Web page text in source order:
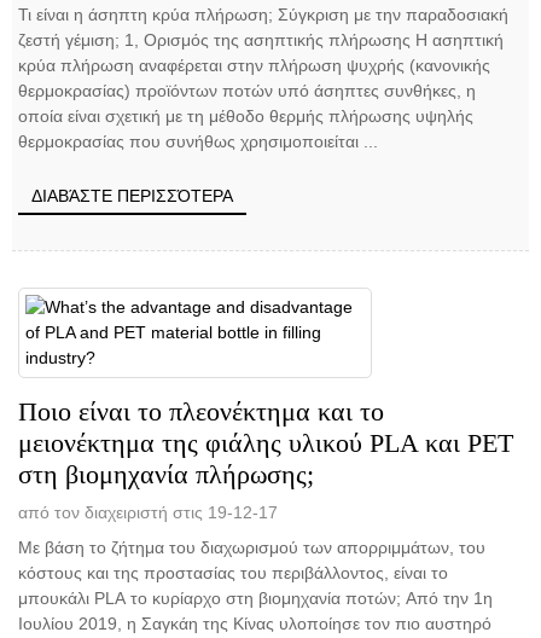
Τι είναι η άσηπτη κρύα πλήρωση; Σύγκριση με την παραδοσιακή
ζεστή γέμιση; 1, Ορισμός της ασηπτικής πλήρωσης Η ασηπτική
κρύα πλήρωση αναφέρεται στην πλήρωση ψυχρής (κανονικής
θερμοκρασίας) προϊόντων ποτών υπό άσηπτες συνθήκες, η
οποία είναι σχετική με τη μέθοδο θερμής πλήρωσης υψηλής
θερμοκρασίας που συνήθως χρησιμοποιείται ...
ΔΙΑΒΆΣΤΕ ΠΕΡΙΣΣΌΤΕΡΑ
Ποιο είναι το πλεονέκτημα και το
μειονέκτημα της φιάλης υλικού PLA και PET
στη βιομηχανία πλήρωσης;
από τον διαχειριστή στις 19-12-17
Με βάση το ζήτημα του διαχωρισμού των απορριμμάτων, του
κόστους και της προστασίας του περιβάλλοντος, είναι το
μπουκάλι PLA το κυρίαρχο στη βιομηχανία ποτών; Από την 1η
Ιουλίου 2019, η Σαγκάη της Κίνας υλοποίησε τον πιο αυστηρό